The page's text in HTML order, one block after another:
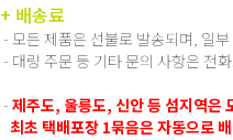
+ 배송료
- 모든 제품은 선불로 발송되며, 일
- 대량 주문 등 기타 문의 사항은 전
- 제주도, 울릉도, 신안 등 섬지역은
최초 택배포장 1묶음은 자동으로